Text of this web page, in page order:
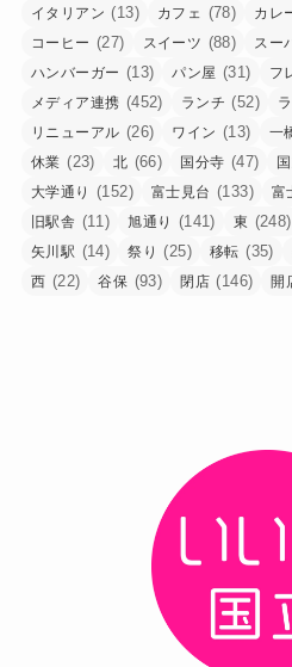
イタリアン (13) カフェ (78) カレ
コーヒー (27) スイーツ (88) スー
ハンバーガー (13) パン屋 (31) フ
メディア連携 (452) ランチ (52)
リニューアル (26) ワイン (13) 一
休業 (23) 北 (66) 国分寺 (47)
大学通り (152) 富士見台 (133) 富
旧駅舎 (11) 旭通り (141) 東 (248)
矢川駅 (14) 祭り (25) 移転 (35)
西 (22) 谷保 (93) 閉店 (146) 開